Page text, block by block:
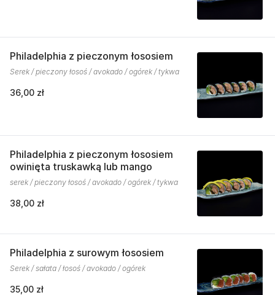
Philadelphia z pieczonym łososiem
Serek / pieczony łosoś / avokado / ogórek / tykwa
36,00 zł
Philadelphia z pieczonym łososiem
owinięta truskawką lub mango
serek / pieczony łosoś / avokado / ogórek / tykwa
38,00 zł
Philadelphia z surowym łososiem
Serek / sałata / łosoś / avokado / ogórek
35,00 zł